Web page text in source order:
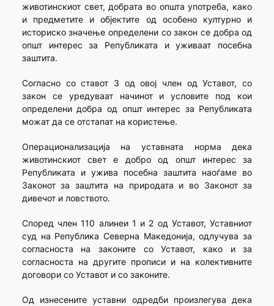
животинскиот свет, добрата во општа употреба, како
и предметите и објектите од особено културно и
историско значење определени со закон се добра од
општ интерес за Републиката и уживаат посебна
заштита.
Согласно со ставот 3 од овој член од Уставот, со
закон се уредуваат начинот и условите под кои
определени добра од општ интерес за Републиката
можат да се отстапат на користење.
Операционализација на уставната норма дека
животинскиот свет е добро од општ интерес за
Републиката и ужива посебна заштита наоѓаме во
Законот за заштита на природата и во Законот за
дивечот и ловството.
Според член 110 алинеи 1 и 2 од Уставот, Уставниот
суд на Република Северна Македонија, одлучува за
согласноста на законите со Уставот, како и за
согласноста на другите прописи и на колективните
договори со Уставот и со законите.
Од изнесените уставни одредби произлегува дека